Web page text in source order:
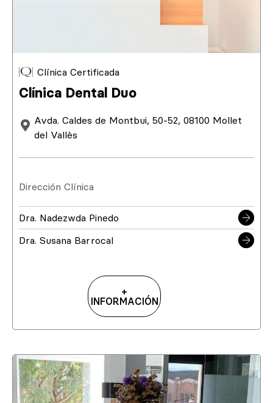
Clínica Certificada
Clínica Dental Duo
Avda. Caldes de Montbui, 50-52, 08100 Mollet
del Vallès
Dirección Clínica
Dra. Nadezwda Pinedo
Dra. Susana Barrocal
+
INFORMACIÓN